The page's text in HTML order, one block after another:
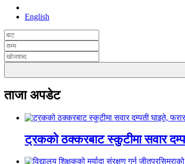
English
ताजा अपडेट
ट्रकको ठक्करबाट स्कुटीमा सवार